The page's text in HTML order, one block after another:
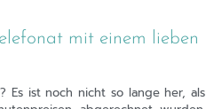
mit einem lieben
Es ist noch nicht so lange her, als